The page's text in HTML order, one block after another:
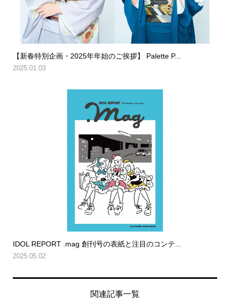
【新春特別企画・2025年年始のご挨拶】 Palette P...
2025.01.03
IDOL REPORT .mag 創刊号の表紙と注目のコンテ...
2025.05.02
関連記事一覧